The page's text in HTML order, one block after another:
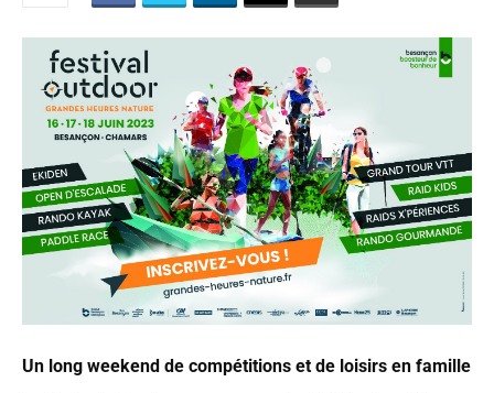
Un long weekend de compétitions et de loisirs en famille